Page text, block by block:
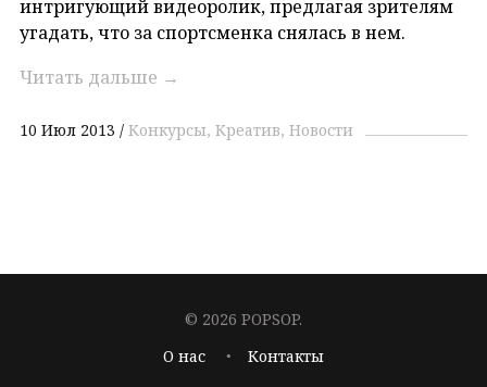
интригующий видеоролик, предлагая зрителям
угадать, что за спортсменка снялась в нем.
Читать дальше →
10 Июл 2013 Конкурсы Креатив Новости
© 2026 POPSOP.
О нас
Контакты